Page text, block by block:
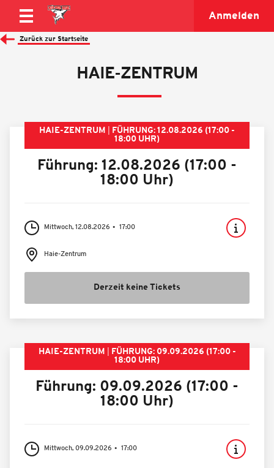
Anmelden
Zurück zur Startseite
HAIE-ZENTRUM
HAIE-ZENTRUM
FÜHRUNG: 12.08.2026 (17:00 -
18:00 UHR)
Führung: 12.08.2026 (17:00 -
18:00 Uhr)
Mittwoch, 12.08.2026 17:00
Haie-Zentrum
Derzeit keine Tickets
HAIE-ZENTRUM
FÜHRUNG: 09.09.2026 (17:00 -
18:00 UHR)
Führung: 09.09.2026 (17:00 -
18:00 Uhr)
Mittwoch, 09.09.2026 17:00